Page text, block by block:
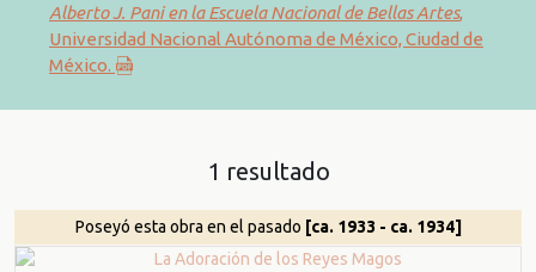
Alberto J. Pani en la Escuela Nacional de Bellas Artes,
Universidad Nacional Autónoma de México, Ciudad de
México.
1 resultado
Poseyó esta obra en el pasado [ca. 1933 - ca. 1934]